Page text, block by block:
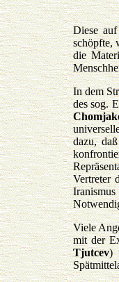
Diese
schöpfte,
die
In dem
des sog.
dazu,
Vertreter
Viele
mit der
Tjutcev)